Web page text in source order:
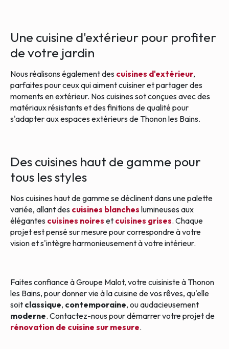
Une cuisine d'extérieur pour profiter
de votre jardin
Nous réalisons également des cuisines d'extérieur,
parfaites pour ceux qui aiment cuisiner et partager des
moments en extérieur. Nos cuisines sot conçues avec des
matériaux résistants et des finitions de qualité pour
s'adapter aux espaces extérieurs de Thonon les Bains.
Des cuisines haut de gamme pour
tous les styles
Nos cuisines haut de gamme se déclinent dans une palette
variée, allant des cuisines blanches lumineuses aux
élégantes cuisines noires et cuisines grises. Chaque
projet est pensé sur mesure pour correspondre à votre
vision et s'intègre harmonieusement à votre intérieur.
Faites confiance à Groupe Malot, votre cuisiniste à Thonon
les Bains, pour donner vie à la cuisine de vos rêves, qu'elle
soit classique, contemporaine, ou audacieusement
moderne. Contactez-nous pour démarrer votre projet de
rénovation de cuisine sur mesure.